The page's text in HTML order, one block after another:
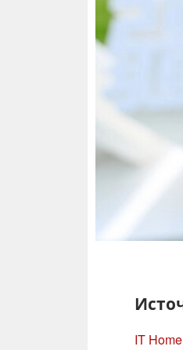
IT Home